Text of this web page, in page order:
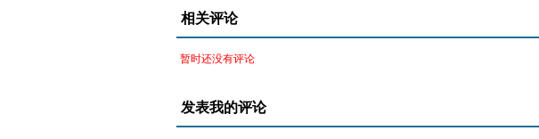
相关评论
暂时还没有评论
发表我的评论